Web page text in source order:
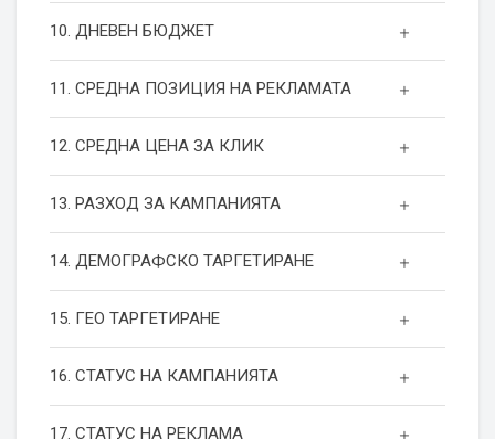
10. ДНЕВЕН БЮДЖЕТ
11. СРЕДНА ПОЗИЦИЯ НА РЕКЛАМАТА
12. СРЕДНА ЦЕНА ЗА КЛИК
13. РАЗХОД ЗА КАМПАНИЯТА
14. ДЕМОГРАФСКО ТАРГЕТИРАНЕ
15. ГЕО ТАРГЕТИРАНЕ
16. СТАТУС НА КАМПАНИЯТА
17. СТАТУС НА РЕКЛАМА